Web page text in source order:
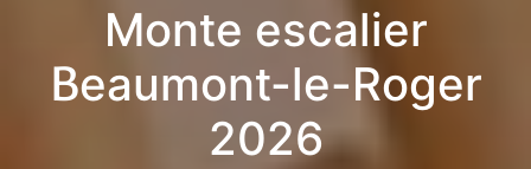
Monte escalier
Beaumont-le-Roger
2026